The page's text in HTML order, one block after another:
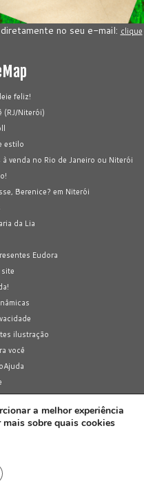
no seu e-mail: clique
feliz!
(RJ/Niterói)
estilo
venda no Rio de Janeiro ou Niterói
Berenice? em Niterói
da Lia
Eudora
ilustração
você
por
theme
a melhor experiência
mais sobre quais cookies
GDPR Cookie Banner